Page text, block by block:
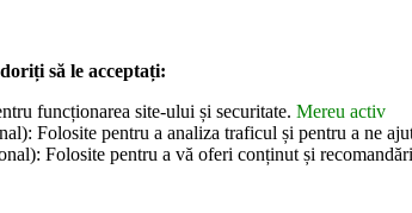
să le acceptați:
funcționarea site-ului și securitate. Mereu activ
Folosite pentru a analiza traficul și pentru a ne
Folosite pentru a vă oferi conținut și